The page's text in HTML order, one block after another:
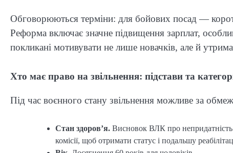
Обговорюються терміни: для бойових посад —
Реформа включає значне підвищення зарплат,
покликані мотивувати не лише новачків, але й
Хто має право на звільнення: підстави та
Під час воєнного стану звільнення можливе за
Стан здоров’я. Висновок ВЛК про непридатність
комісії, щоб отримати статус і подальшу